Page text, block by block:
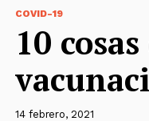
COVID-19
10
14 febrero, 2021